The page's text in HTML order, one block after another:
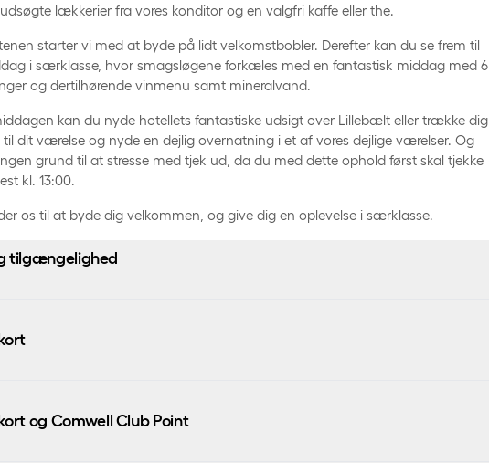
lækkerier fra vores konditor og en valgfri kaffe eller the.
starter vi med at byde på lidt velkomstbobler. Derefter kan du se frem til
i særklasse, hvor smagsløgene forkæles med en fantastisk middag med 6
og dertilhørende vinmenu samt mineralvand.
kan du nyde hotellets fantastiske udsigt over Lillebælt eller trække dig
til dit værelse og nyde en dejlig overnatning i et af vores dejlige værelser. Og
grund til at stresse med tjek ud, da du med dette ophold først skal tjekke
kl. 13:00.
os til at byde dig velkommen, og give dig en oplevelse i særklasse.
tilgængelighed
kan bookes på Comwell Kongebrogaarden og ankomst er mulig alle dage.
kan annulleres senest 7 dage før ankomstdato.
og Comwell Club Point